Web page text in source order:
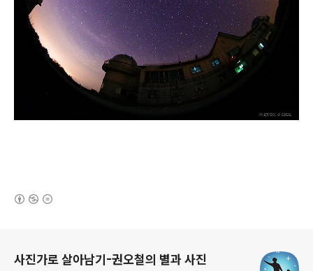
사진가로 살아남기-권오철의 별과 사진